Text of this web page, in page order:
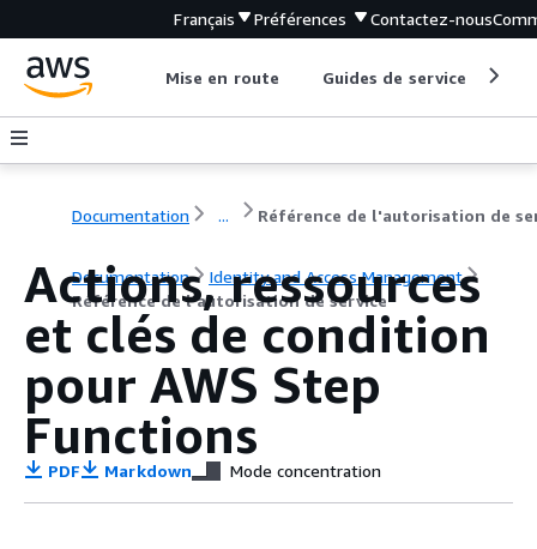
Français Préférences Contactez-nous
Mise en route Guides de service
Documentation ...
Documentation
Identity and Access Management
Référence de l'autorisation de service
Actions, ressources
et clés de condition
pour AWS Step
Functions
PDF Markdown Mode concentration